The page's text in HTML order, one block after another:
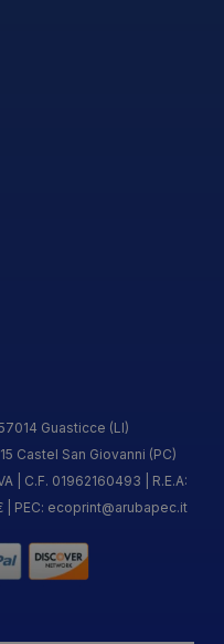
Guasticce (LI)
Castel San Giovanni (PC)
| C.F. 01962160493 | R.E.A:
PEC: ecoprint@arubapec.it